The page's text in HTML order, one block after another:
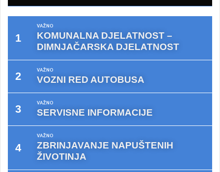
VAŽNO
KOMUNALNA DJELATNOST –
DIMNJAČARSKA DJELATNOST
VAŽNO
VOZNI RED AUTOBUSA
VAŽNO
SERVISNE INFORMACIJE
VAŽNO
ZBRINJAVANJE NAPUŠTENIH
ŽIVOTINJA